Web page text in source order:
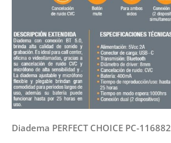
Diadema PERFECT CHOICE PC-116882